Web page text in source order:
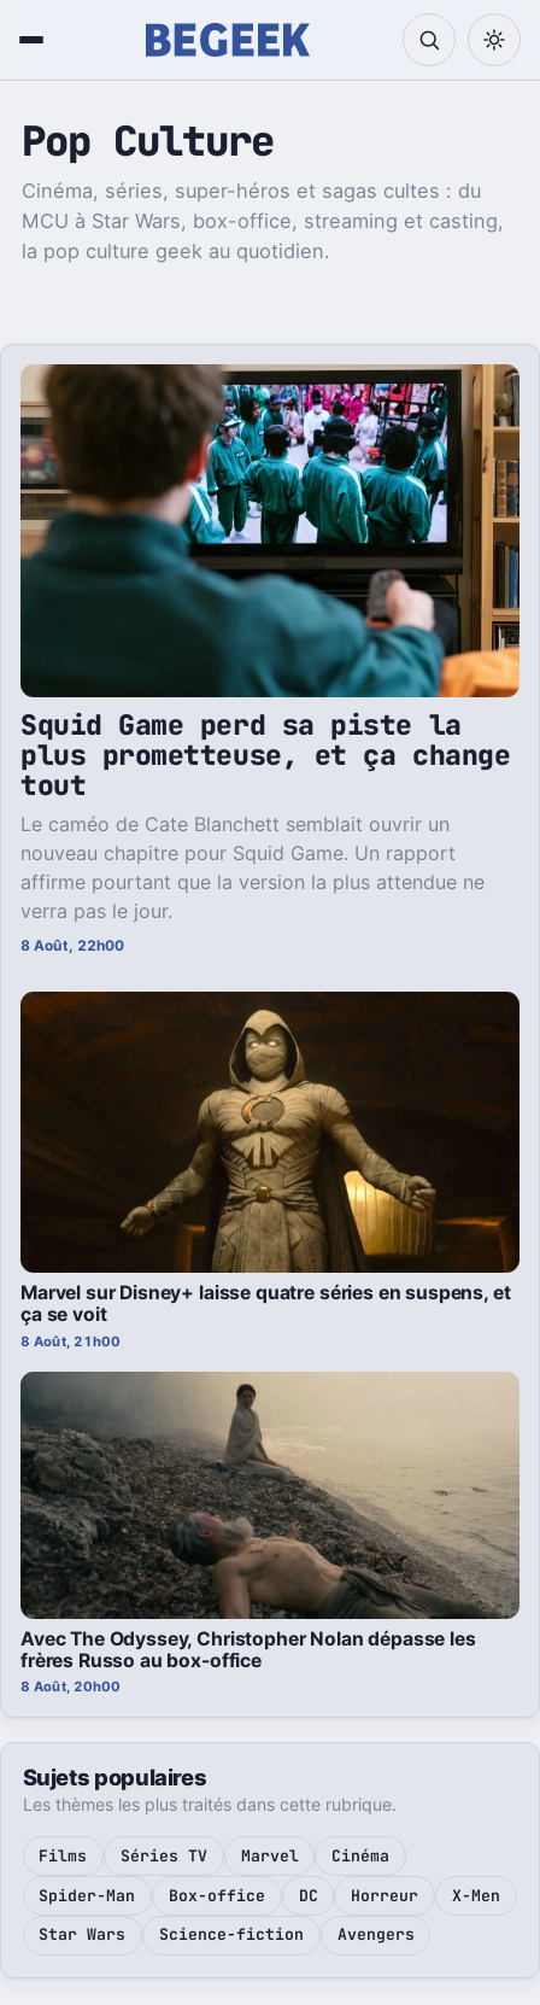
Pop Culture
Cinéma, séries, super-héros et sagas cultes : du
MCU à Star Wars, box-office, streaming et casting,
la pop culture geek au quotidien.
Squid Game perd sa piste la
plus prometteuse, et ça change
tout
Le caméo de Cate Blanchett semblait ouvrir un
nouveau chapitre pour Squid Game. Un rapport
affirme pourtant que la version la plus attendue ne
verra pas le jour.
8 Août, 22h00
Marvel sur Disney+ laisse quatre séries en suspens, et
ça se voit
8 Août, 21h00
Avec The Odyssey, Christopher Nolan dépasse les
frères Russo au box-office
8 Août, 20h00
Sujets populaires
Les thèmes les plus traités dans cette rubrique.
Films Séries TV Marvel
Cinéma
Spider-Man
Box-office DC Horreur
X-Men
Star Wars
Science-fiction Avengers